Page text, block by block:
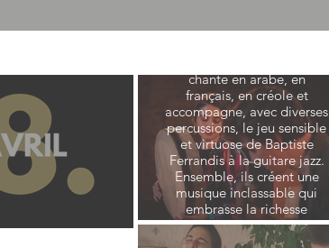
D’une voix douce et
chante en arabe, en
français, en créole et
accompagne, avec diverses
percussions, le jeu sensible
et virtuose de Baptiste
Ferrandis à la guitare jazz.
Ensemble, ils créent une
musique inclassable qui
embrasse la richesse
culturelle du monde.